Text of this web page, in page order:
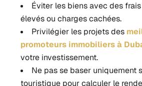
Éviter les biens avec des
élevés ou charges cachées.
Privilégier les projets des
promoteurs immobiliers à
votre investissement.
Ne pas se baser uniquement
touristique pour calculer le